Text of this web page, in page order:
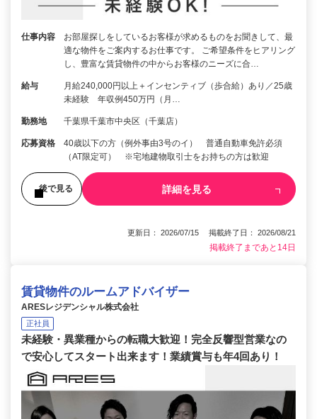
仕事内容
お部屋探しをしているお客様が求めるものをお聞きして、最
適な物件をご案内するお仕事です。 ご希望条件をヒアリング
し、豊富な賃貸物件の中からお客様のニーズに合…
給与
月給240,000円以上＋インセンティブ（歩合給）あり／25歳
未経験 年収例450万円（月…
勤務地 千葉県千葉市中央区（千葉店）
応募資格
40歳以下の方（例外事由3号のイ） 普通自動車免許必須
（AT限定可） ※宅地建物取引士をお持ちの方は歓迎
後で見る 詳細を見る
更新日： 2026/07/15 掲載終了日： 2026/08/21
掲載終了まであと14日
賃貸物件のルームアドバイザー
ARESレジデンシャル株式会社
正社員
未経験・異業種からの転職大歓迎！完全反響型営業なの
で安心してスタート出来ます！業績賞与も年4回あり！